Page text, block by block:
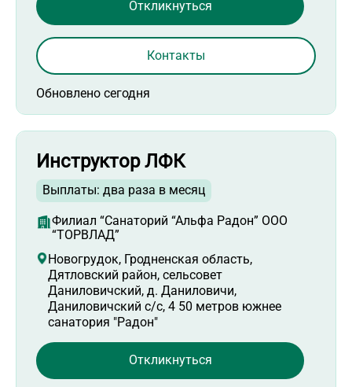
Обновлено сегодня
Откликнуться
Контакты
Инструктор ЛФК
Выплаты: два раза в месяц
Филиал “Санаторий “Альфа Радон” ООО
“ТОРВЛАД”
Новогрудок, Гродненская область,
Дятловский район, сельсовет
Даниловичский, д. Даниловичи,
Даниловичский с/с, 4 50 метров южнее
санатория "Радон"
Откликнуться